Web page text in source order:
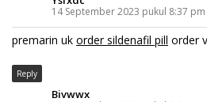
14 September 2023 pukul 8:37 pm
premarin uk order sildenafil pill order
Reply
Bivwwx